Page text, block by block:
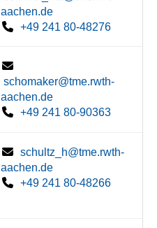
aachen.de
+49 241 80-48276
schomaker@tme.rwth-
aachen.de
+49 241 80-90363
schultz_h@tme.rwth-
aachen.de
+49 241 80-48266